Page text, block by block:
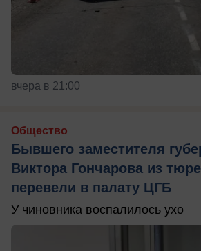
вчера в 21:00
Общество
Бывшего заместителя
Виктора Гончарова из
перевели в палату ЦГБ
У чиновника воспалилось ухо